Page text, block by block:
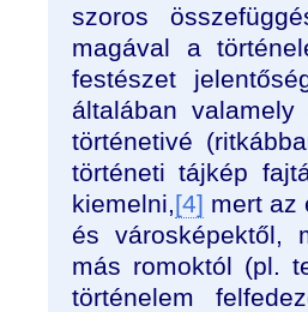
szoros
magával a
festészet
általában
történetivé
történeti tájkép
kiemelni, [4] mert az
és városképektől,
más romoktól (pl.
történelem